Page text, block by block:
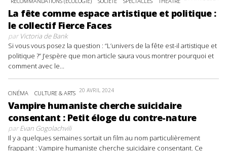
La fête comme espace artistique et politique :
le collectif Fierce Faces
parVictoria de Bank
Si vous vous posez la question : “L’univers de la fête est-il artistique et
politique ?” J’espère que mon article saura vous montrer pourquoi et
comment avec le...
CINÉMA CULTURE & ARTS 20 AVRIL 2024
Vampire humaniste cherche suicidaire
consentant : Petit éloge du contre-nature
parEvan Gogolachvili
Il y a quelques semaines sortait un film au nom particulièrement
frappant : Vampire humaniste cherche suicidaire consentant. Ce